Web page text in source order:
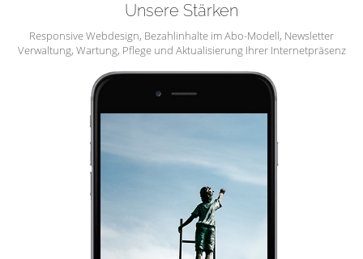
Unsere Stärken
Responsive Webdesign, Bezahlinhalte im Abo-Modell, Newsletter
Verwaltung, Wartung, Pflege und Aktualisierung Ihrer Internetpräsenz